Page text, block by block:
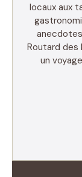
locaux aux
Routard des
un